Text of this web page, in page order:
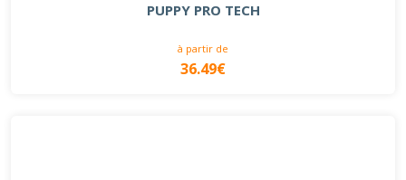
PUPPY PRO TECH
à partir de
36.49€